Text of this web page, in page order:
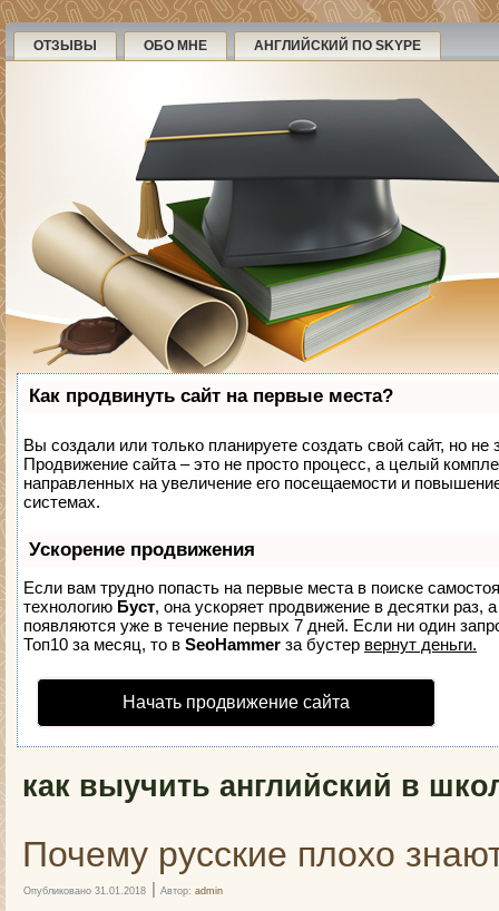
ОТЗЫВЫ ОБО МНЕ АНГЛИЙСКИЙ ПО SKYPE
Как продвинуть сайт на первые места?
Вы создали или только планируете создать свой сайт, но не
Продвижение сайта – это не просто процесс, а целый
направленных на увеличение его посещаемости и
системах.
Ускорение продвижения
Если вам трудно попасть на первые места в поиске
технологию Буст, она ускоряет продвижение в десятки раз,
появляются уже в течение первых 7 дней. Если ни один
Топ10 за месяц, то в SeoHammer за бустер вернут деньги.
Начать продвижение сайта
как выучить английский в
Почему русские плохо
Опубликовано 31.01.2018 | Автор: admin